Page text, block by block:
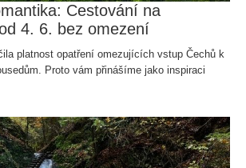
Cestování na
4. 6. bez omezení
platnost opatření omezujících vstup Čechů k
Proto vám přinášíme jako inspiraci